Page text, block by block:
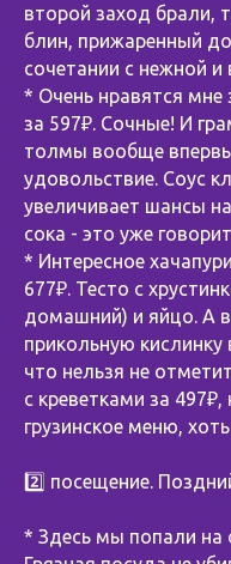
второй заход брали,
блин, прижаренный
сочетании с нежной и
* Очень нравятся мне
за 597₽. Сочные! И
толмы вообще
удовольствие. Соус
увеличивает шансы
сока - это уже
* Интересное
677₽. Тесто с
домашний) и яйцо. А
прикольную кислинку
что нельзя не
с креветками за
грузинское меню,
2️⃣ посещение.
* Здесь мы попали на